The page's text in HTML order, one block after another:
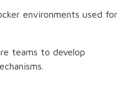
environments used for
teams to develop